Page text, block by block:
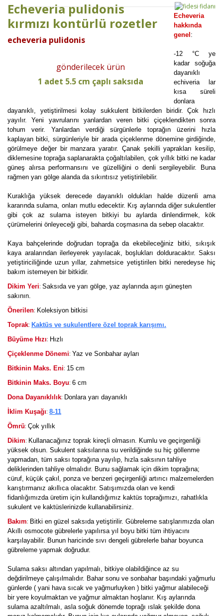
Echeveria pulidonis
kırmızı kontürlü rozetler
echeveria pulidonis
gönderilecek ürün
1 adet 5.5 cm çaplı saksıda
Echeveria
hakkında
genel :
-12 °C ye
kadar soğuğa
dayanıklı
echiveria lar
kısa süreli
donlara
dayanıklı, yetiştirilmesi kolay sukkulent bitkilerden biridir. Çok hızlı
yayılır. Yeni yavrularını yanlardan veren bitki çiçeklendikten sonra
tohum verir. Yanlardan verdiği sürgünlerle toprağın üzerini hızla
kaplayan bitki, sürgünleriyle bir arada çiçeklenme dönemine girdiğinde,
görülmeye değer bir manzara yaratır. Çanak şekilli yaprakları kesilip,
diklemesine toprağa saplanarakta çoğaltılabilen, çok yıllık bitki ne kadar
güneş alırsa performansını ve güzelliğini o denli sergileyebilir. Buna
rağmen yarı gölge alanda da sıkıntısız yetiştirilebilir.
Kuraklığa yüksek derecede dayanıklı oldukları halde düzenli ama
kararında sulama, onları mutlu edecektir. Kış aylarında diğer sukulentler
gibi çok az sulama isteyen bitkiyi bu aylarda dinlendirmek, kök
çürümelerini önleyeceği gibi, baharda coşmasına da sebep olacaktır.
Kaya bahçelerinde doğrudan toprağa da ekebileceğiniz bitki, sıkışık
kaya aralarından ilerleyerek yayılacak, boşlukları dolduracaktır. Saksı
yetiştiriciliğinde uzun yıllar, zahmetsice yetiştirilen bitki neredeyse hiç
bakım istemeyen bir bitkidir.
Dikim Yeri: Saksıda ve yarı gölge, yaz aylarında aşırı güneşten
sakının.
Önerilen: Koleksiyon bitkisi
Toprak: Kaktüs ve sukulentlere özel toprak karışımı.
Büyüme Hızı: Hızlı
Çiçeklenme Dönemi: Yaz ve Sonbahar ayları
Bitkinin Maks. Eni: 15 cm
Bitkinin Maks. Boyu: 6 cm
Dona Dayanıklılık: Donlara yarı dayanıklı
İklim Kuşağı: 8-11
Ömrü: Çok yıllık
Dikim: Kullanacağınız toprak kireçli olmasın. Kumlu ve geçirgenliği
yüksek olsun. Sukulent saksılarına su verildiğinde su hiç göllenme
yapmadan, tüm saksı toprağına yayılıp, hızla saksının tahliye
deliklerinden tahliye olmalıdır. Bunu sağlamak için dikim toprağına;
cüruf, küçük çakıl, ponza ve benzeri geçirgenliği artırıcı malzemelerden
karıştırmanız akıllıca olacaktır. Satışımızda olan ve kendi
fidanlığımızda üretim için kullandığımız kaktüs toprağımızı, rahatlıkla
sukulent ve kaktüslerinizde kullanabilirsiniz.
Bakım: Bitki en güzel saksıda yetiştirilir. Gübreleme satışlarımızda olan
Akıllı osmocote gübrelerle yapılırsa yıl boyu bitki tüm ihtiyacını
karşılayabilir. Bunun haricinde sıvı dengeli gübrelerle bahar boyunca
gübreleme yapmak doğrudur.
Sulama saksı altından yapılmalı, bitkiye olabildiğince az su
değdirilmeye çalışılmalıdır. Bahar sonu ve sonbahar başındaki yağmurlu
günlerde ( yani hava sıcak ve yağmurluyken ) bitki yağmur alabileceği
bir yere koyulmaktan ve yağmur almaktan hoşlanır. Kış aylarında
sulama azaltılmalı, asla soğuk dönemde toprağı ıslak şekilde dona